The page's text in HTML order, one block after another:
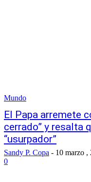
Mundo
El Papa arremete
cerrado” y resalta
“usurpador”
Sandy P. Copa - 10 marzo ,
0